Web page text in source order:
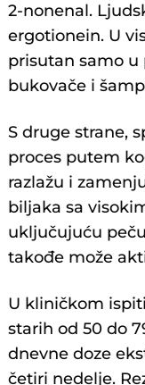
2-nonenal.
ergotionein. U
prisutan samo u
bukovače i
S druge strane,
proces putem
razlažu i
biljaka sa
uključujuću
takođe može
U kliničkom
starih od 50 do
dnevne doze
četiri nedelje.